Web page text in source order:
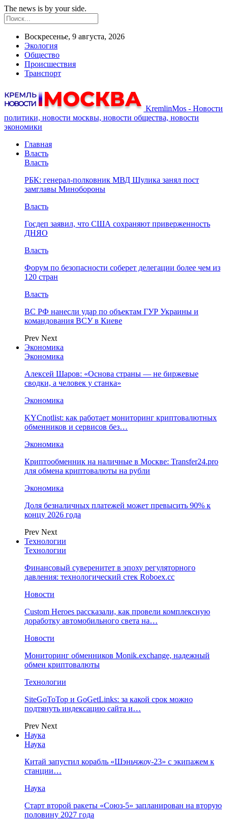
The news is by your side.
Воскресенье, 9 августа, 2026
Экология
Общество
Происшествия
Транспорт
KremlinMos - Новости
политики, новости москвы, новости общества, новости
экономики
Главная
Власть
Власть
РБК: генерал-полковник МВД Шулика занял пост
замглавы Минобороны
Власть
Госдеп заявил, что США сохраняют приверженность
ДНЯО
Власть
Форум по безопасности соберет делегации более чем из
120 стран
Власть
ВС РФ нанесли удар по объектам ГУР Украины и
командования ВСУ в Киеве
Prev Next
Экономика
Экономика
Алексей Шаров: «Основа страны — не биржевые
сводки, а человек у станка»
Экономика
KYCnotlist: как работает мониторинг криптовалютных
обменников и сервисов без…
Экономика
Криптообменник на наличные в Москве: Transfer24.pro
для обмена криптовалюты на рубли
Экономика
Доля безналичных платежей может превысить 90% к
концу 2026 года
Prev Next
Технологии
Технологии
Финансовый суверенитет в эпоху регуляторного
давления: технологический стек Roboex.cc
Новости
Custom Heroes рассказали, как провели комплексную
доработку автомобильного света на…
Новости
Мониторинг обменников Monik.exchange, надежный
обмен криптовалюты
Технологии
SiteGoToTop и GoGetLinks: за какой срок можно
подтянуть индексацию сайта и…
Prev Next
Наука
Наука
Китай запустил корабль «Шэньчжоу-23» с экипажем к
станции…
Наука
Старт второй ракеты «Союз-5» запланирован на вторую
половину 2027 года